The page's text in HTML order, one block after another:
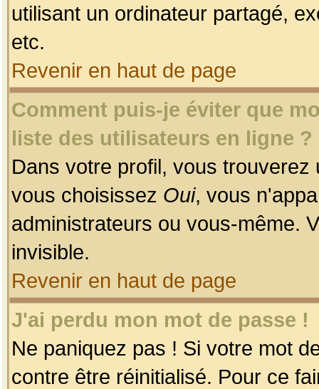
utilisant un ordinateur partagé,
etc.
Revenir en haut de page
Comment puis-je éviter que
liste des utilisateurs en ligne ?
Dans votre profil, vous
vous choisissez Oui, vous
administrateurs ou vous-même.
invisible.
Revenir en haut de page
J'ai perdu mon mot de passe !
Ne paniquez pas ! Si votre mot
contre être réinitialisé. Pour ce